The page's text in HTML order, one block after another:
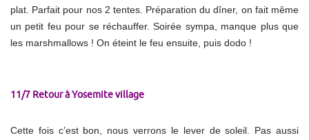
plat. Parfait pour nos 2 tentes. Préparation du dîner, on fait même
un petit feu pour se réchauffer. Soirée sympa, manque plus que
les marshmallows ! On éteint le feu ensuite, puis dodo !
11/7 Retour à Yosemite village
Cette fois c’est bon, nous verrons le lever de soleil. Pas aussi